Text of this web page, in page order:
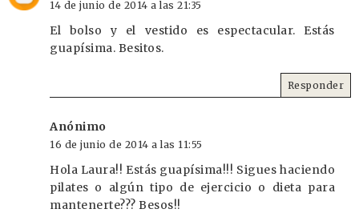
14 de junio de 2014 a las 21:35
El bolso y el vestido es espectacular. Estás
guapísima. Besitos.
Responder
Anónimo
16 de junio de 2014 a las 11:55
Hola Laura!! Estás guapísima!!! Sigues haciendo
pilates o algún tipo de ejercicio o dieta para
mantenerte??? Besos!!